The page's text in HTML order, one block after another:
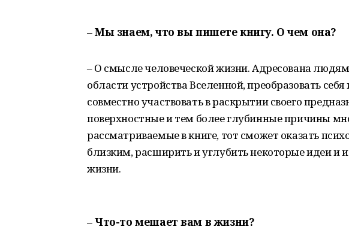
– Мы знаем, что вы пишете книгу. О чем она?
– О смысле человеческой жизни. Адресована
области устройства Вселенной, преобразовать
совместно участвовать в раскрытии своего
поверхностные и тем более глубинные причины
рассматриваемые в книге, тот сможет оказать
близким, расширить и углубить некоторые идеи и
жизни.
– Что-то мешает вам в жизни?